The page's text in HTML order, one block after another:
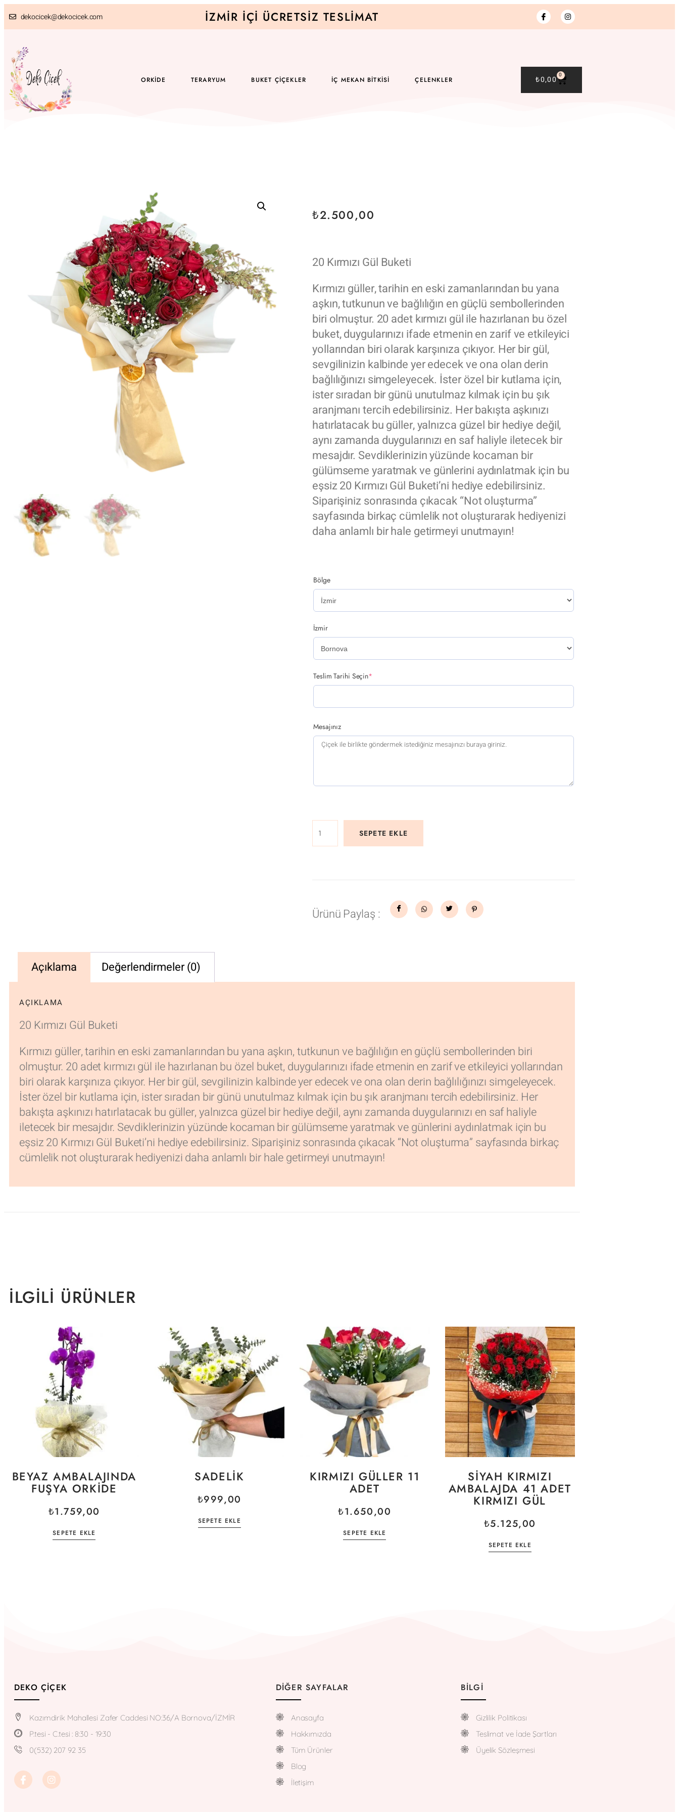
dekocicek@dekocicek.com İZMIR İÇI ÜCRETSIZ TESLIMAT
ORKIDE TERARYUM BUKET ÇIÇEKLER İÇ MEKAN BITKISI ÇELENKLER ₺0,00 0
₺2.500,00
20 Kırmızı Gül Buketi
Kırmızı güller, tarihin en eski zamanlarından bu yana
aşkın, tutkunun ve bağlılığın en güçlü sembollerinden
biri olmuştur. 20 adet kırmızı gül ile hazırlanan bu özel
buket, duygularınızı ifade etmenin en zarif ve etkileyici
yollarından biri olarak karşınıza çıkıyor. Her bir gül,
sevgilinizin kalbinde yer edecek ve ona olan derin
bağlılığınızı simgeleyecek. İster özel bir kutlama için,
ister sıradan bir günü unutulmaz kılmak için bu şık
aranjmanı tercih edebilirsiniz. Her bakışta aşkınızı
hatırlatacak bu güller, yalnızca güzel bir hediye değil,
aynı zamanda duygularınızı en saf haliyle iletecek bir
mesajdır. Sevdiklerinizin yüzünde kocaman bir
gülümseme yaratmak ve günlerini aydınlatmak için bu
eşsiz 20 Kırmızı Gül Buketi’ni hediye edebilirsiniz.
Siparişiniz sonrasında çıkacak “Not oluşturma”
sayfasında birkaç cümlelik not oluşturarak hediyenizi
daha anlamlı bir hale getirmeyi unutmayın!
Bölge
İzmir
Teslim Tarihi Seçin*
Mesajınız
SEPETE EKLE
Ürünü Paylaş :
Açıklama Değerlendirmeler (0)
AÇIKLAMA
20 Kırmızı Gül Buketi
Kırmızı güller, tarihin en eski zamanlarından bu yana aşkın, tutkunun ve bağlılığın en güçlü sembollerinden biri
olmuştur. 20 adet kırmızı gül ile hazırlanan bu özel buket, duygularınızı ifade etmenin en zarif ve etkileyici yollarından
biri olarak karşınıza çıkıyor. Her bir gül, sevgilinizin kalbinde yer edecek ve ona olan derin bağlılığınızı simgeleyecek.
İster özel bir kutlama için, ister sıradan bir günü unutulmaz kılmak için bu şık aranjmanı tercih edebilirsiniz. Her
bakışta aşkınızı hatırlatacak bu güller, yalnızca güzel bir hediye değil, aynı zamanda duygularınızı en saf haliyle
iletecek bir mesajdır. Sevdiklerinizin yüzünde kocaman bir gülümseme yaratmak ve günlerini aydınlatmak için bu
eşsiz 20 Kırmızı Gül Buketi’ni hediye edebilirsiniz. Siparişiniz sonrasında çıkacak “Not oluşturma” sayfasında birkaç
cümlelik not oluşturarak hediyenizi daha anlamlı bir hale getirmeyi unutmayın!
İLGILI ÜRÜNLER
BEYAZ AMBALAJINDA
FUŞYA ORKIDE
₺1.759,00
SEPETE EKLE
SADELIK
₺999,00
SEPETE EKLE
KIRMIZI GÜLLER 11
ADET
₺1.650,00
SEPETE EKLE
SIYAH KIRMIZI
AMBALAJDA 41 ADET
KIRMIZI GÜL
₺5.125,00
SEPETE EKLE
DEKO ÇIÇEK
Kazımdirik Mahallesi Zafer Caddesi NO:36/A Bornova/İZMİR
P.tesi - C.tesi : 8:30 - 19:30
0(532) 207 92 35
DIĞER SAYFALAR
Anasayfa
Hakkımızda
Tüm Ürünler
Blog
İletişim
BILGI
Gizlilik Politikası
Teslimat ve İade Şartları
Üyelik Sözleşmesi